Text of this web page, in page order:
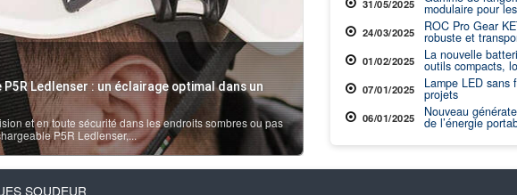
Ledlenser : un éclairage optimal dans un
et en toute sécurité dans les endroits sombres ou pas
P5R Ledlenser,...
31/05/2025 modulaire pour
24/03/2025 ROC Pro Gear
robuste et
01/02/2025 La nouvelle
outils compacts,
07/01/2025 Lampe LED sans
projets
06/01/2025 Nouveau
de l’énergie
SOUDEUR